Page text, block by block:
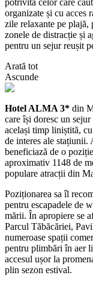
organizate și cu acces
zile relaxante pe plajă,
zonele de distracție și
pentru un sejur reușit
Arată tot
Ascunde
Hotel ALMA 3* din
care își doresc un
același timp liniștită,
de interes ale stațiunii.
beneficiază de o
aproximativ 1148 de
populare atracții din
Poziționarea sa îl
pentru escapadele de
mării. În apropiere se
Parcul Tăbăcăriei,
numeroase spații
pentru plimbări în aer
accesul ușor la
plin sezon estival.